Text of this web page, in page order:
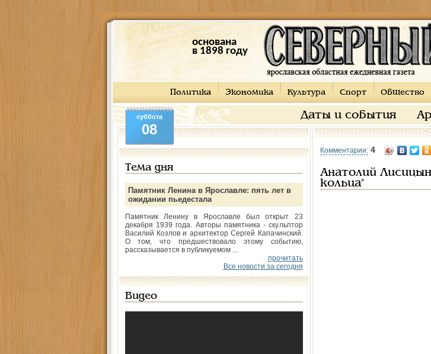
основана
в 1898 году
Политика Экономика Культура Спорт Общество
Даты и события
суббота
08
Тема дня
Памятник Ленина в Ярославле: пять лет в
ожидании пьедестала
Памятник Ленину в Ярославле был открыт 23
декабря 1939 года. Авторы памятника - скульптор
Василий Козлов и архитектор Сергей Капачинский.
О том, что предшествовало этому событию,
рассказывается в публикуемом ...
прочитать
Все новости за сегодня
Видео
Комментарии: 4
Анатолий
кольца"